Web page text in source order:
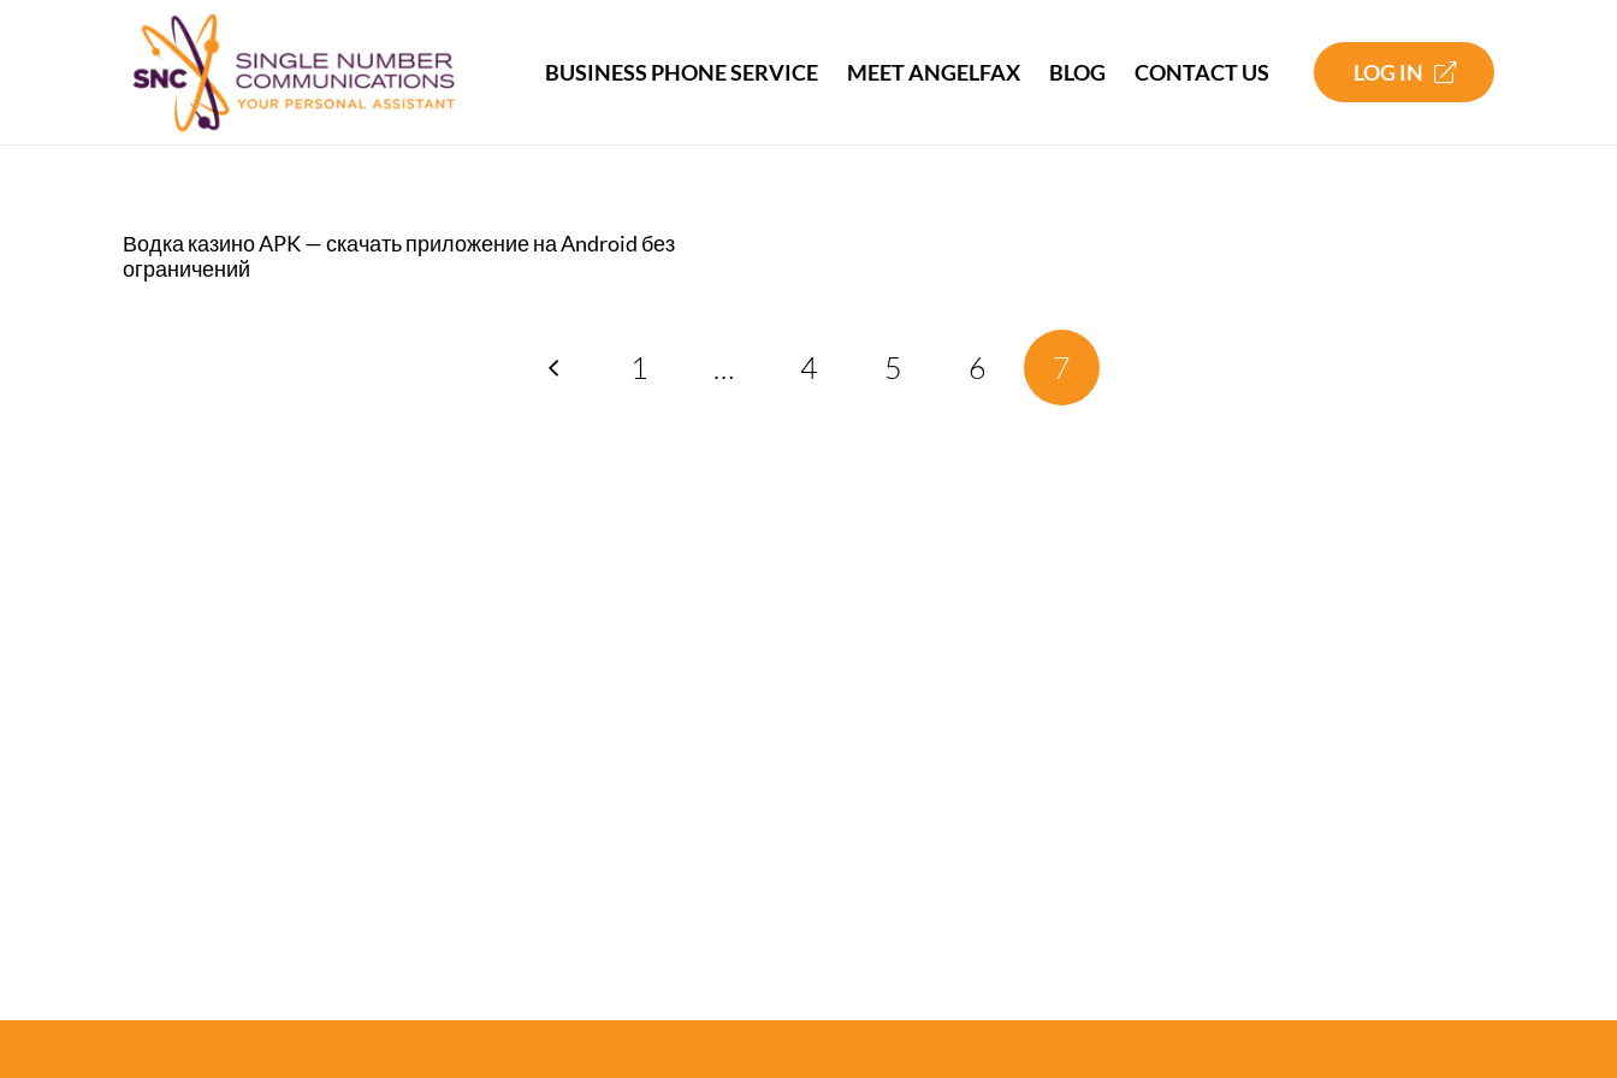
BUSINESS PHONE SERVICE MEET ANGELFAX BLOG CONTACT US LOG IN
Водка казино APK — скачать приложение на Android без
ограничений
1 … 4 5 6 7